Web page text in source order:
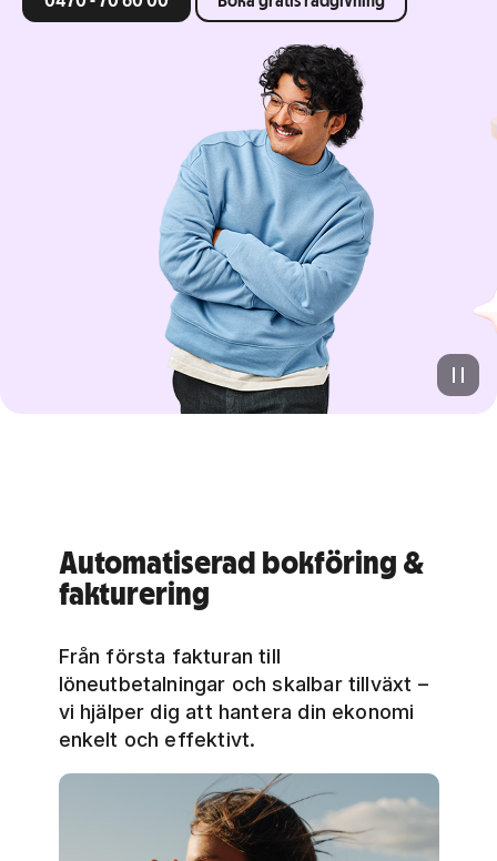
Automatiserad bokföring &
fakturering
Från första fakturan till
löneutbetalningar och skalbar tillväxt –
vi hjälper dig att hantera din ekonomi
enkelt och effektivt.